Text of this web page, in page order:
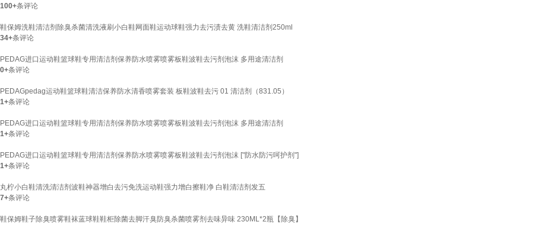
100+条评论
鞋保姆洗鞋清洁剂除臭杀菌清洗液刷小白鞋网面鞋运动球鞋强力去污渍去黄 洗鞋清洁剂250ml
34+条评论
PEDAG进口运动鞋篮球鞋专用清洁剂保养防水喷雾喷雾板鞋波鞋去污剂泡沫 多用途清洁剂
0+条评论
PEDAGpedag运动鞋篮球鞋清洁保养防水清香喷雾套装 板鞋波鞋去污 01 清洁剂（831.05）
1+条评论
PEDAG进口运动鞋篮球鞋专用清洁剂保养防水喷雾喷雾板鞋波鞋去污剂泡沫 多用途清洁剂
1+条评论
PEDAG进口运动鞋篮球鞋专用清洁剂保养防水喷雾喷雾板鞋波鞋去污剂泡沫 ["防水防污呵护剂"]
1+条评论
丸柠小白鞋清洗清洁剂波鞋神器增白去污免洗运动鞋强力增白擦鞋净 白鞋清洁剂发五
7+条评论
鞋保姆鞋子除臭喷雾鞋袜蓝球鞋鞋柜除菌去脚汗臭防臭杀菌喷雾剂去味异味 230ML*2瓶【除臭】